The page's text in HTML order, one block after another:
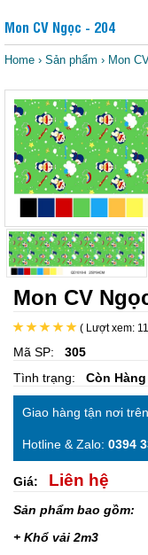
Mon CV Ngọc - 204
Home › Sản phẩm › Mon
Mon CV
( Lượt xem:
Mã SP: 305
Tình trạng: Còn Hàng
Giao hàng tận nơi
Hotline & Zalo: 0394
Giá: Liên hệ
Sản phẩm bao gồm:
+ Khổ vải 2m3